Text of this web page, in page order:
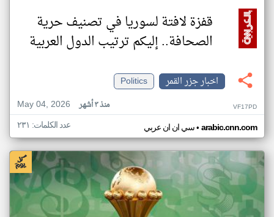
قفزة لافتة لسوريا في تصنيف حرية
الصحافة.. إليكم ترتيب الدول العربية
اخبار جزر القمر
Politics
May 04, 2026
منذ ٣ أشهر VF17PD
سي ان ان عربي• arabic.cnn.com عدد الكلمات: ٢٣١